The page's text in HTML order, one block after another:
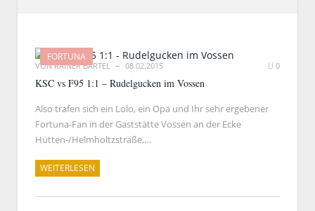
FORTUNA
VONRAINER BARTEL 08.02.2015 0
KSC vs F95 1:1 – Rudelgucken im Vossen
Also trafen sich ein Lolo, ein Opa und Ihr sehr ergebener
Fortuna-Fan in der Gaststätte Vossen an der Ecke
Hütten-/Helmholtzstraße,…
WEITERLESEN